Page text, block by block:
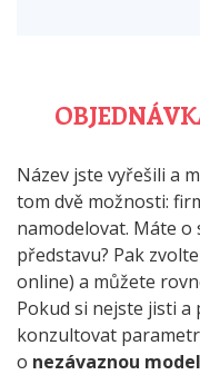
Název jste vyřešili a
tom dvě možnosti:
namodelovat. Máte
představu? Pak zvolte
online) a můžete
Pokud si nejste jisti
konzultovat
o nezávaznou